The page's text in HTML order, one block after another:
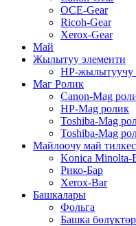
OCE-Gear
Ricoh-Gear
Xerox-Gear
Май
Жылытуу элементи
HP-жылытуучу
Маг Ролик
Canon-Mag
HP-Mag ролик
Toshiba-Mag
Toshiba-Mag
Майлоочу май
Konica Minolta-
Рико-Бар
Xerox-Bar
Башкалары
Фольга
Башка бөлүктөр